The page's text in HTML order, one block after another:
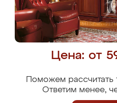
Цена: от
Поможем рассчитать
Ответим менее,